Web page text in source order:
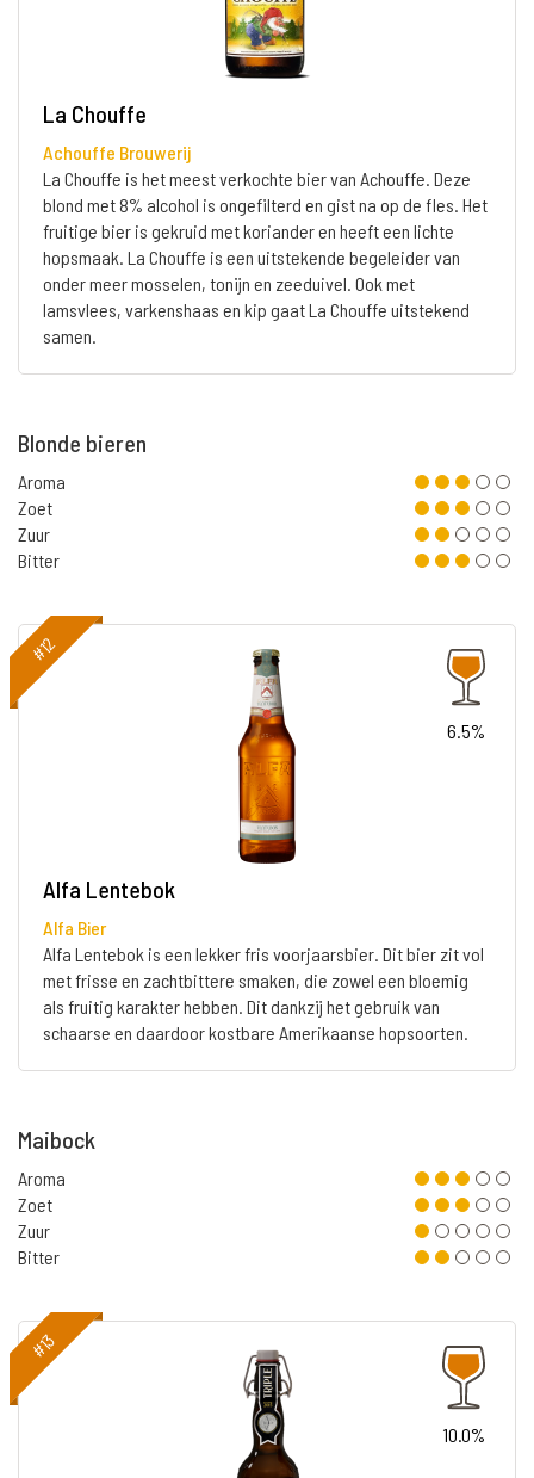
La Chouffe
Achouffe Brouwerij
La Chouffe is het meest verkochte bier van Achouffe. Deze
blond met 8% alcohol is ongefilterd en gist na op de fles. Het
fruitige bier is gekruid met koriander en heeft een lichte
hopsmaak. La Chouffe is een uitstekende begeleider van
onder meer mosselen, tonijn en zeeduivel. Ook met
lamsvlees, varkenshaas en kip gaat La Chouffe uitstekend
samen.
Blonde bieren
Aroma
Zoet
Zuur
Bitter
#12
6.5%
Alfa Lentebok
Alfa Bier
Alfa Lentebok is een lekker fris voorjaarsbier. Dit bier zit vol
met frisse en zachtbittere smaken, die zowel een bloemig
als fruitig karakter hebben. Dit dankzij het gebruik van
schaarse en daardoor kostbare Amerikaanse hopsoorten.
Maibock
Aroma
Zoet
Zuur
Bitter
#13
10.0%